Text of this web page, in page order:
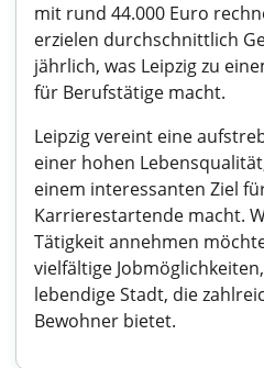
mit rund 44.000 Euro
erzielen durchschnittlich
jährlich, was Leipzig zu
für Berufstätige macht.
Leipzig vereint eine
einer hohen
einem interessanten Ziel
Karrierestartende macht.
Tätigkeit annehmen
vielfältige
lebendige Stadt, die
Bewohner bietet.